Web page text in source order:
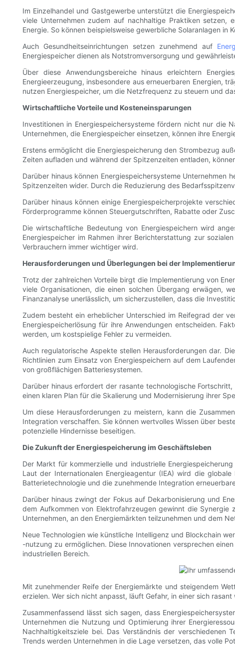
Im Einzelhandel und Gastgewerbe unterstützt die
viele Unternehmen zudem auf nachhaltige Praktiken setzen,
Energie. So können beispielsweise gewerbliche Solaranlagen
Auch Gesundheitseinrichtungen setzen zunehmend auf
Energiespeicher dienen als Notstromversorgung und
Über diese Anwendungsbereiche hinaus erleichtern
Energieerzeugung, insbesondere aus erneuerbaren Energien,
nutzen Energiespeicher, um die Netzfrequenz zu steuern und
Wirtschaftliche Vorteile und Kosteneinsparungen
Investitionen in Energiespeichersysteme fördern nicht nur die
Unternehmen, die Energiespeicher einsetzen, können ihre
Erstens ermöglicht die Energiespeicherung den Strombezug
Zeiten aufladen und während der Spitzenzeiten entladen,
Darüber hinaus können Energiespeichersysteme
Spitzenzeiten wider. Durch die Reduzierung des
Darüber hinaus können einige Energiespeicherprojekte
Förderprogramme können Steuergutschriften, Rabatte oder
Die wirtschaftliche Bedeutung von Energiespeichern wird
Energiespeicher im Rahmen ihrer Berichterstattung zur
Verbrauchern immer wichtiger wird.
Herausforderungen und Überlegungen bei der
Trotz der zahlreichen Vorteile birgt die Implementierung von
viele Organisationen, die einen solchen Übergang erwägen,
Finanzanalyse unerlässlich, um sicherzustellen, dass die
Zudem besteht ein erheblicher Unterschied im Reifegrad der
Energiespeicherlösung für ihre Anwendungen entscheiden.
werden, um kostspielige Fehler zu vermeiden.
Auch regulatorische Aspekte stellen Herausforderungen dar.
Richtlinien zum Einsatz von Energiespeichern auf dem
von großflächigen Batteriesystemen.
Darüber hinaus erfordert der rasante technologische
einen klaren Plan für die Skalierung und Modernisierung ihrer
Um diese Herausforderungen zu meistern, kann die
Integration verschaffen. Sie können wertvolles Wissen über
potenzielle Hindernisse beseitigen.
Die Zukunft der Energiespeicherung im Geschäftsleben
Der Markt für kommerzielle und industrielle
Laut der Internationalen Energieagentur (IEA) wird die
Batterietechnologie und die zunehmende Integration
Darüber hinaus zwingt der Fokus auf Dekarbonisierung und
dem Aufkommen von Elektrofahrzeugen gewinnt die Synergie
Unternehmen, an den Energiemärkten teilzunehmen und dem
Neue Technologien wie künstliche Intelligenz und Blockchain
-nutzung zu ermöglichen. Diese Innovationen versprechen
industriellen Bereich.
Mit zunehmender Reife der Energiemärkte und steigendem
erzielen. Wer sich nicht anpasst, läuft Gefahr, in einer sich
Zusammenfassend lässt sich sagen, dass
Unternehmen die Nutzung und Optimierung ihrer
Nachhaltigkeitsziele bei. Das Verständnis der verschiedenen
Trends werden Unternehmen in die Lage versetzen, das volle